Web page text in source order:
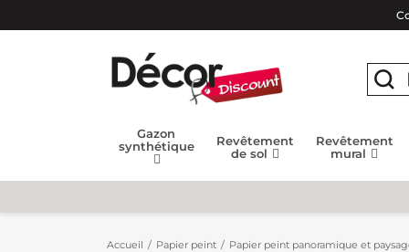
Gazon
synthétique
Revêtement
de sol
Revêtement
mural
Accueil Papier peint Papier peint panoramique et